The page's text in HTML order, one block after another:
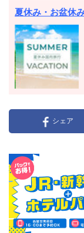
夏休み・お盆休
シェア